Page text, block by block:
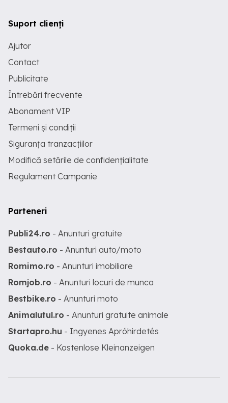
Suport clienți
Ajutor
Contact
Publicitate
Întrebări frecvente
Abonament VIP
Termeni și condiții
Siguranța tranzacțiilor
Modifică setările de confidențialitate
Regulament Campanie
Parteneri
Publi24.ro - Anunturi gratuite
Bestauto.ro - Anunturi auto/moto
Romimo.ro - Anunturi imobiliare
Romjob.ro - Anunturi locuri de munca
Bestbike.ro - Anunturi moto
Animalutul.ro - Anunturi gratuite animale
Startapro.hu - Ingyenes Apróhirdetés
Quoka.de - Kostenlose Kleinanzeigen